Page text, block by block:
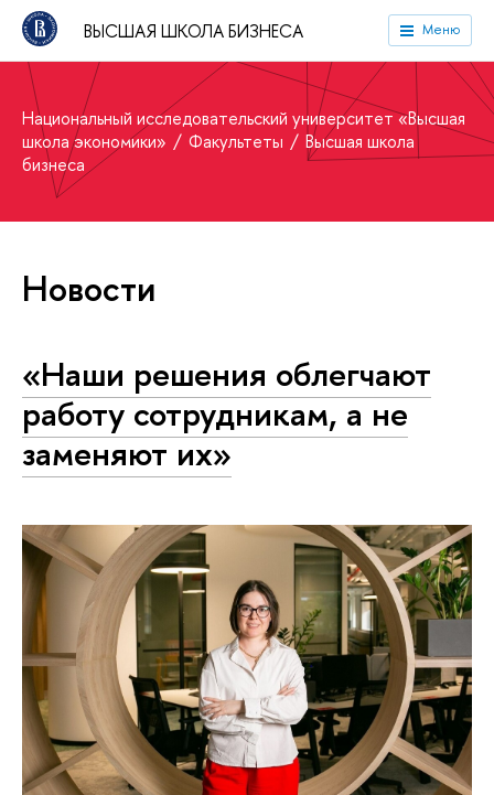
ВЫСШАЯ ШКОЛА БИЗНЕСА Меню
Национальный исследовательский университет «Высшая
школа экономики»
Факультеты
Высшая школа
бизнеса
Новости
«Наши решения облегчают
работу сотрудникам, а не
заменяют их»